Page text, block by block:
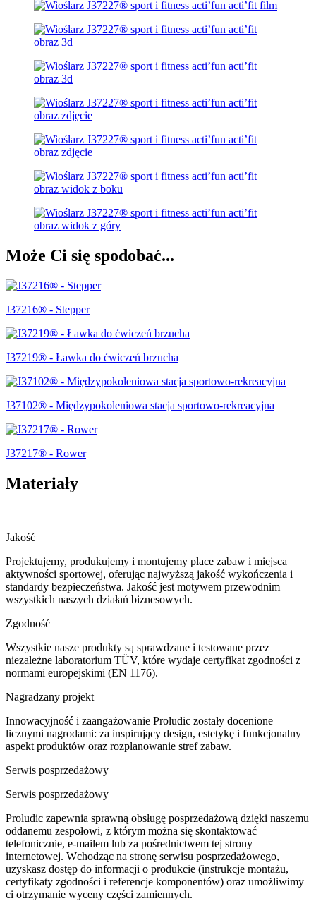
Może Ci się spodobać...
J37216® - Stepper
J37219® - Ławka do ćwiczeń brzucha
J37102® - Międzypokoleniowa stacja sportowo-rekreacyjna
J37217® - Rower
Materiały
Jakość
Projektujemy, produkujemy i montujemy place zabaw i miejsca
aktywności sportowej, oferując najwyższą jakość wykończenia i
standardy bezpieczeństwa. Jakość jest motywem przewodnim
wszystkich naszych działań biznesowych.
Zgodność
Wszystkie nasze produkty są sprawdzane i testowane przez
niezależne laboratorium TÜV, które wydaje certyfikat zgodności z
normami europejskimi (EN 1176).
Nagradzany projekt
Innowacyjność i zaangażowanie Proludic zostały docenione
licznymi nagrodami: za inspirujący design, estetykę i funkcjonalny
aspekt produktów oraz rozplanowanie stref zabaw.
Serwis posprzedażowy
Serwis posprzedażowy
Proludic zapewnia sprawną obsługę posprzedażową dzięki naszemu
oddanemu zespołowi, z którym można się skontaktować
telefonicznie, e-mailem lub za pośrednictwem tej strony
internetowej. Wchodząc na stronę serwisu posprzedażowego,
uzyskasz dostęp do informacji o produkcie (instrukcje montażu,
certyfikaty zgodności i referencje komponentów) oraz umożliwimy
ci otrzymanie wyceny części zamiennych.